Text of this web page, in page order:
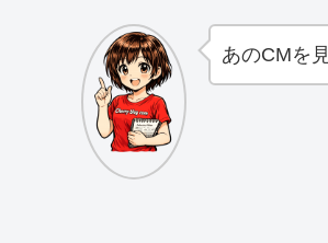
あのCMを